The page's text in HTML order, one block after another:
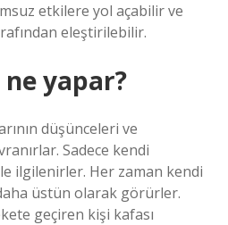
etkilere yol açabilir ve
eleştirilebilir.
yapar?
düşünceleri ve
Sadece kendi
ilgilenirler. Her zaman kendi
üstün olarak görürler.
geçiren kişi kafası